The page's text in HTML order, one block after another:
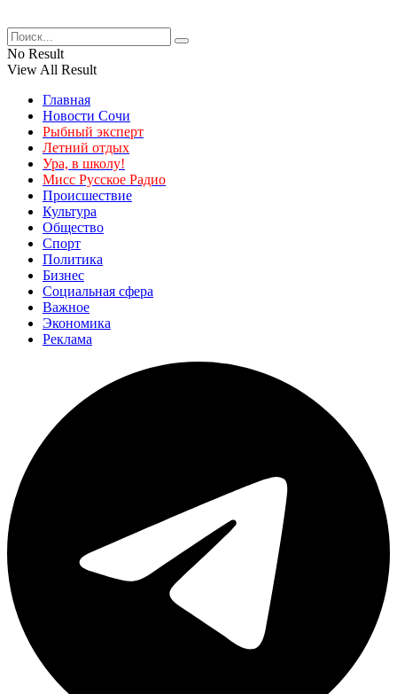
No Result
View All Result
Главная
Новости Сочи
Рыбный эксперт
Летний отдых
Ура, в школу!
Мисс Русское Радио
Происшествие
Культура
Общество
Спорт
Политика
Бизнес
Социальная сфера
Важное
Экономика
Реклама